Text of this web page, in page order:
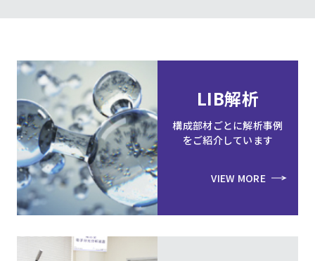
LIB解析
構成部材ごとに解析事例
をご紹介しています
VIEW MORE